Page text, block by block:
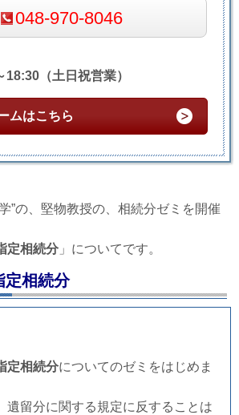
048-970-8046
（土日祝営業）
ムはこちら
”の、堅物教授の、相続分ゼミを開催
定相続分 」についてです。
定相続分
定相続分についてのゼミをはじめま
遺留分に関する規定に反することは